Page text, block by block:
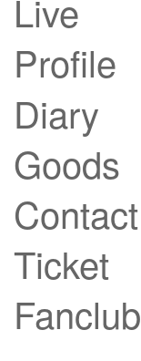
Live
Profile
Diary
Goods
Contact
Ticket
Fanclub